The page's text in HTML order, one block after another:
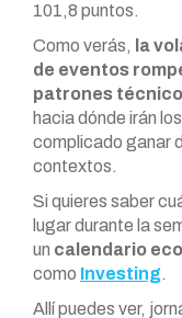
101,8 puntos.
Como verás, la
de eventos
patrones
hacia dónde irán
complicado ganar
contextos.
Si quieres saber
lugar durante la
un calendario
como Investing.
Allí puedes ver,